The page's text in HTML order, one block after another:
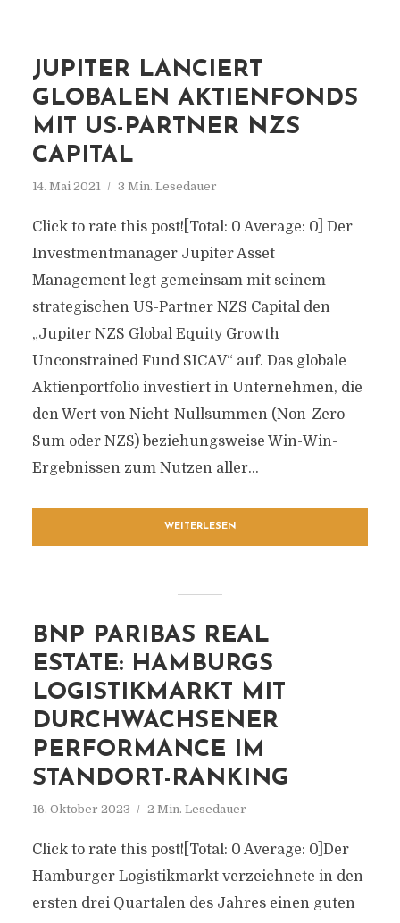
JUPITER LANCIERT
GLOBALEN AKTIENFONDS
MIT US-PARTNER NZS
CAPITAL
14. Mai 2021 3 Min. Lesedauer
Click to rate this post![Total: 0 Average: 0] Der
Investmentmanager Jupiter Asset
Management legt gemeinsam mit seinem
strategischen US-Partner NZS Capital den
„Jupiter NZS Global Equity Growth
Unconstrained Fund SICAV“ auf. Das globale
Aktienportfolio investiert in Unternehmen, die
den Wert von Nicht-Nullsummen (Non-Zero-
Sum oder NZS) beziehungsweise Win-Win-
Ergebnissen zum Nutzen aller...
WEITERLESEN
BNP PARIBAS REAL
ESTATE: HAMBURGS
LOGISTIKMARKT MIT
DURCHWACHSENER
PERFORMANCE IM
STANDORT-RANKING
16. Oktober 2023 2 Min. Lesedauer
Click to rate this post![Total: 0 Average: 0]Der
Hamburger Logistikmarkt verzeichnete in den
ersten drei Quartalen des Jahres einen guten